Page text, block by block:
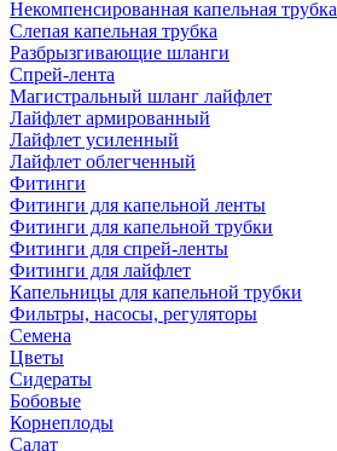
Некомпенсированная капельная трубка
Слепая капельная трубка
Разбрызгивающие шланги
Спрей-лента
Магистральный шланг лайфлет
Лайфлет армированный
Лайфлет усиленный
Лайфлет облегченный
Фитинги
Фитинги для капельной ленты
Фитинги для капельной трубки
Фитинги для спрей-ленты
Фитинги для лайфлет
Капельницы для капельной трубки
Фильтры, насосы, регуляторы
Семена
Цветы
Сидераты
Бобовые
Корнеплоды
Салат